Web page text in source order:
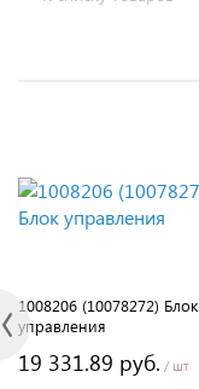
1008206 (10078272) Блок
управления
19 331.89 руб. / шт